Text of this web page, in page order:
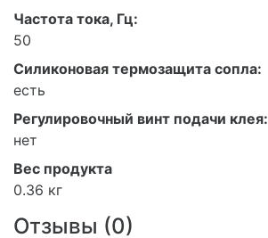
Частота тока, Гц:
50
Силиконовая термозащита сопла:
есть
Регулировочный винт подачи клея:
нет
Вес продукта
0.36 кг
Отзывы (0)